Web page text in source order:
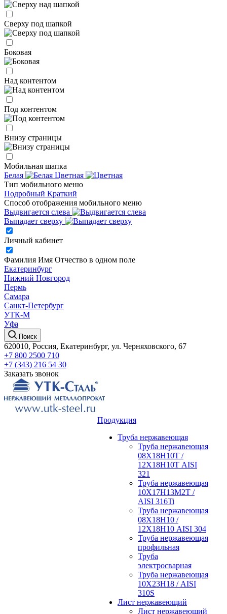
Сверху под шапкой
Боковая
Над контентом
Под контентом
Внизу страницы
Мобильная шапка
Белая
Цветная
Тип мобильного меню
Подробный Краткий
Способ отображения мобильного меню
Выдвигается слева
Выпадает сверху
Личный кабинет
Фамилия Имя Отчество в одном поле
Екатеринбург
Нижний Новгород
Пермь
Самара
Санкт-Петербург
УТК-М
Уфа
Поиск
620010, Россия, Екатеринбург, ул. Черняховского, 67
+7 800 2500 710
+7 (343) 216 54 30
Заказать звонок
Продукция
Труба нержавеющая
Труба нержавеющая
08Х18Н10Т /
12Х18Н10Т AISI
321
Труба нержавеющая
10Х17Н13М2Т /
AISI 316Ti
Труба нержавеющая
08Х18Н10 /
12Х18Н10 AISI 304
Труба нержавеющая
профильная
Труба
электросварная
Труба нержавеющая
10Х23Н18 / AISI
310S
Лист нержавеющий
Лист нержавеющий